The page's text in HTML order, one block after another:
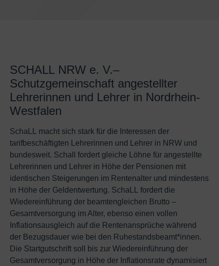
SCHALL NRW e. V.–
Schutzgemeinschaft angestellter
Lehrerinnen und Lehrer in Nordrhein-
Westfalen
SchaLL macht sich stark für die Interessen der
tarifbeschäftigten Lehrerinnen und Lehrer in NRW und
bundesweit. Schall fordert gleiche Löhne für angestellte
Lehrerinnen und Lehrer in Höhe der Pensionen mit
identischen Steigerungen im Rentenalter und mindestens
in Höhe der Geldentwertung. SchaLL fordert die
Wiedereinführung der beamtengleichen Brutto –
Gesamtversorgung im Alter, ebenso einen vollen
Inflationsausgleich auf die Rentenansprüche während
der Bezugsdauer wie bei den Ruhestandsbeamt*innen.
Die Startgutschrift soll bis zur Wiedereinführung der
Gesamtversorgung in Höhe der Inflationsrate dynamisiert